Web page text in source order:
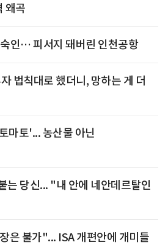
왜곡
인… 피서지 돼버린 인천공항
법칙대로 했더니, 망하는 게 더
마토'... 농산물 아닌
는 당신... "내 안에 네안데르탈인
은 불가"... ISA 개편안에 개미들